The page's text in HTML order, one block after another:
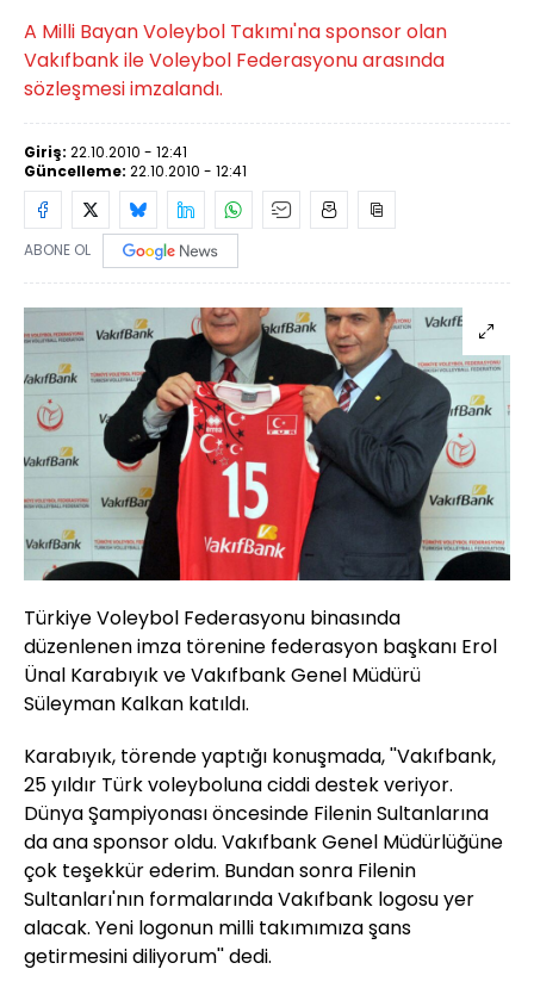
A Milli Bayan Voleybol Takımı'na sponsor olan
Vakıfbank ile Voleybol Federasyonu arasında
sözleşmesi imzalandı.
Giriş: 22.10.2010 - 12:41
Güncelleme: 22.10.2010 - 12:41
ABONE OL
Türkiye Voleybol Federasyonu binasında
düzenlenen imza törenine federasyon başkanı Erol
Ünal Karabıyık ve Vakıfbank Genel Müdürü
Süleyman Kalkan katıldı.
Karabıyık, törende yaptığı konuşmada, ''Vakıfbank,
25 yıldır Türk voleyboluna ciddi destek veriyor.
Dünya Şampiyonası öncesinde Filenin Sultanlarına
da ana sponsor oldu. Vakıfbank Genel Müdürlüğüne
çok teşekkür ederim. Bundan sonra Filenin
Sultanları'nın formalarında Vakıfbank logosu yer
alacak. Yeni logonun milli takımımıza şans
getirmesini diliyorum'' dedi.